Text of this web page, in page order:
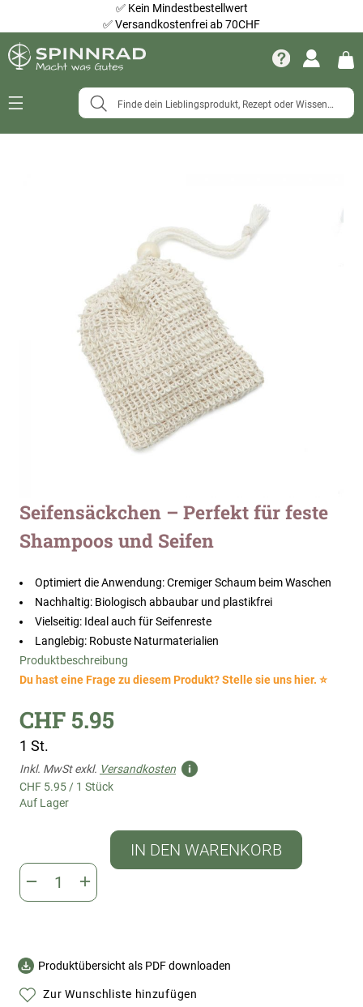
✅ Kein Mindestbestellwert
✅Versandkostenfrei ab 70CHF
Navigation
Zum
Anfang
der
Bildergalerie
Seifensäckchen – Perfekt für feste
Shampoos und Seifen
Optimiert die Anwendung: Cremiger Schaum beim Waschen
Nachhaltig: Biologisch abbaubar und plastikfrei
Vielseitig: Ideal auch für Seifenreste
Langlebig: Robuste Naturmaterialien
Produktbeschreibung
Du hast eine Frage zu diesem Produkt? Stelle sie uns hier. ⭐
CHF 5.95
1 St.
Inkl. MwSt exkl. Versandkosten
CHF 5.95 / 1 Stück
Auf Lager
IN DEN WARENKORB
Produktübersicht als PDF downloaden
Zur Wunschliste hinzufügen